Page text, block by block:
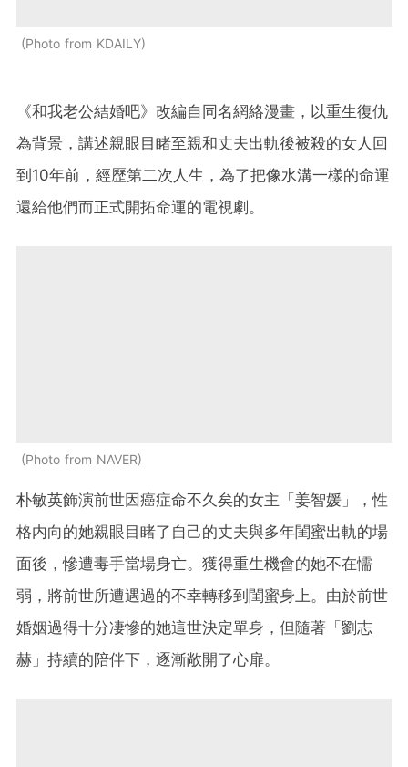
Photo from KDAILY
《和我老公結婚吧》改編自同名網絡漫畫，以重生復仇
為背景，講述親眼目睹至親和丈夫出軌後被殺的女人回
到10年前，經歷第二次人生，為了把像水溝一樣的命運
還給他們而正式開拓命運的電視劇。
Photo from NAVER
朴敏英飾演前世因癌症命不久矣的女主「姜智媛」，性
格内向的她親眼目睹了自己的丈夫與多年閨蜜出軌的場
面後，慘遭毒手當場身亡。獲得重生機會的她不在懦
弱，將前世所遭遇過的不幸轉移到閨蜜身上。由於前世
婚姻過得十分凄慘的她這世決定單身，但隨著「劉志
赫」持續的陪伴下，逐漸敞開了心扉。